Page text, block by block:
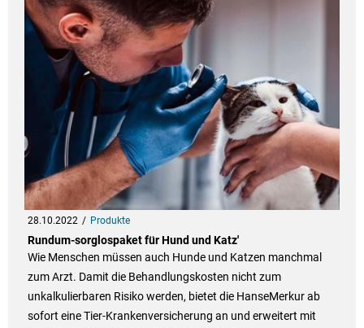
28.10.2022 Produkte
Rundum-sorglospaket für Hund und Katz'
Wie Menschen müssen auch Hunde und Katzen manchmal
zum Arzt. Damit die Behandlungskosten nicht zum
unkalkulierbaren Risiko werden, bietet die HanseMerkur ab
sofort eine Tier-Krankenversicherung an und erweitert mit